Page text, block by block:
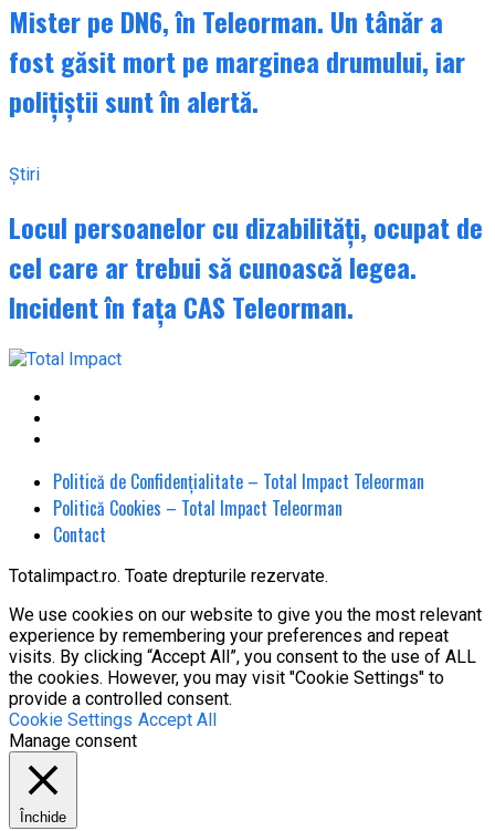
Mister pe DN6, în Teleorman. Un tânăr a
fost găsit mort pe marginea drumului, iar
polițiștii sunt în alertă.
Știri
Locul persoanelor cu dizabilități, ocupat de
cel care ar trebui să cunoască legea.
Incident în fața CAS Teleorman.
Politică de Confidențialitate – Total Impact Teleorman
Politică Cookies – Total Impact Teleorman
Contact
Totalimpact.ro. Toate drepturile rezervate.
We use cookies on our website to give you the most relevant
experience by remembering your preferences and repeat
visits. By clicking “Accept All”, you consent to the use of ALL
the cookies. However, you may visit "Cookie Settings" to
provide a controlled consent.
Cookie Settings Accept All
Manage consent
Închide